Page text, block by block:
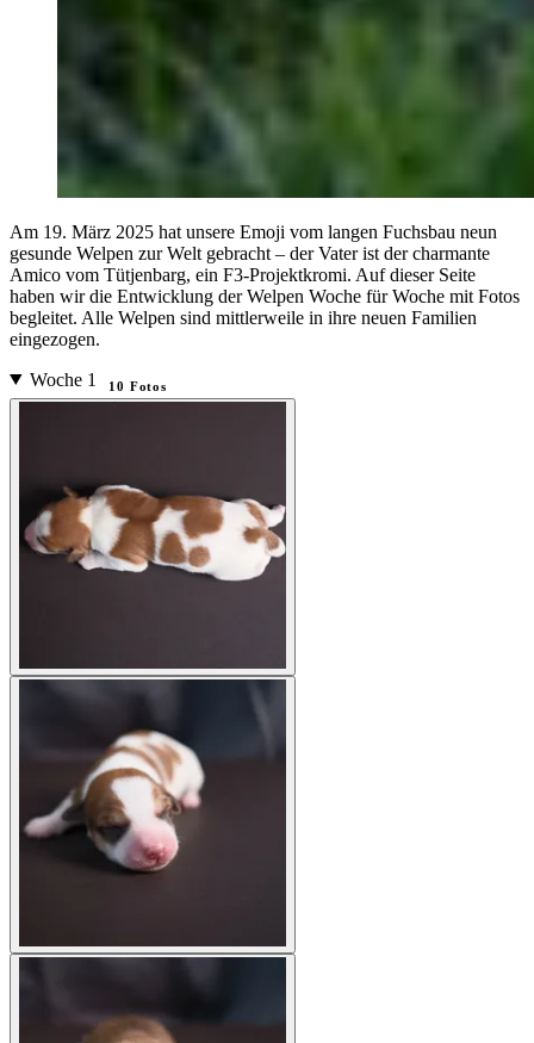
Am 19. März 2025 hat unsere Emoji vom langen Fuchsbau neun
gesunde Welpen zur Welt gebracht – der Vater ist der charmante
Amico vom Tütjenbarg, ein F3-Projektkromi. Auf dieser Seite
haben wir die Entwicklung der Welpen Woche für Woche mit Fotos
begleitet. Alle Welpen sind mittlerweile in ihre neuen Familien
eingezogen.
Woche 1 10 Fotos